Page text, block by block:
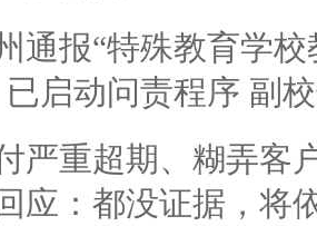
通报“特殊教育学
已启动问责程序 副
严重超期、糊弄客
应：都没证据，将